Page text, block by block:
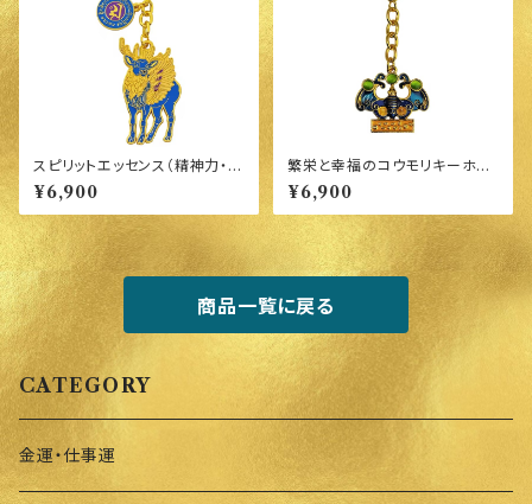
スピリットエッセンス（精神力・健
康）のお守り Sky Deer
¥6,900
繁栄と幸福のコウモリキーホル
ダー
¥6,900
商品一覧に戻る
CATEGORY
金運・仕事運